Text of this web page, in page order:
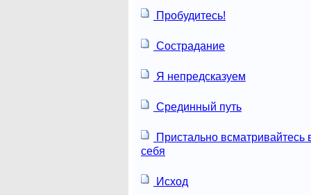
Пробудитесь!
Сострадание
Я непредсказуем
Срединный путь
Пристально всматривайтесь
себя
Исход